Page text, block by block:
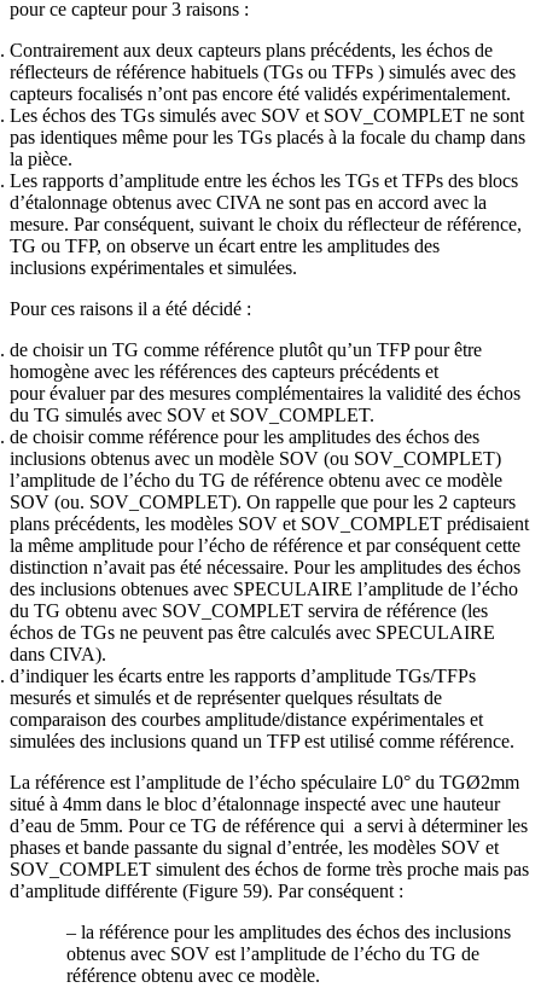
pour ce capteur pour 3 raisons :
Contrairement aux deux capteurs plans précédents, les échos de
réflecteurs de référence habituels (TGs ou TFPs ) simulés avec des
capteurs focalisés n’ont pas encore été validés expérimentalement.
Les échos des TGs simulés avec SOV et SOV_COMPLET ne sont
pas identiques même pour les TGs placés à la focale du champ dans
la pièce.
Les rapports d’amplitude entre les échos les TGs et TFPs des blocs
d’étalonnage obtenus avec CIVA ne sont pas en accord avec la
mesure. Par conséquent, suivant le choix du réflecteur de référence,
TG ou TFP, on observe un écart entre les amplitudes des
inclusions expérimentales et simulées.
Pour ces raisons il a été décidé :
de choisir un TG comme référence plutôt qu’un TFP pour être
homogène avec les références des capteurs précédents et
pour évaluer par des mesures complémentaires la validité des échos
du TG simulés avec SOV et SOV_COMPLET.
de choisir comme référence pour les amplitudes des échos des
inclusions obtenus avec un modèle SOV (ou SOV_COMPLET)
l’amplitude de l’écho du TG de référence obtenu avec ce modèle
SOV (ou. SOV_COMPLET). On rappelle que pour les 2 capteurs
plans précédents, les modèles SOV et SOV_COMPLET prédisaient
la même amplitude pour l’écho de référence et par conséquent cette
distinction n’avait pas été nécessaire. Pour les amplitudes des échos
des inclusions obtenues avec SPECULAIRE l’amplitude de l’écho
du TG obtenu avec SOV_COMPLET servira de référence (les
échos de TGs ne peuvent pas être calculés avec SPECULAIRE
dans CIVA).
d’indiquer les écarts entre les rapports d’amplitude TGs/TFPs
mesurés et simulés et de représenter quelques résultats de
comparaison des courbes amplitude/distance expérimentales et
simulées des inclusions quand un TFP est utilisé comme référence.
La référence est l’amplitude de l’écho spéculaire L0° du TGØ2mm
situé à 4mm dans le bloc d’étalonnage inspecté avec une hauteur
d’eau de 5mm. Pour ce TG de référence qui a servi à déterminer les
phases et bande passante du signal d’entrée, les modèles SOV et
SOV_COMPLET simulent des échos de forme très proche mais pas
d’amplitude différente (Figure 59). Par conséquent :
– la référence pour les amplitudes des échos des inclusions
obtenus avec SOV est l’amplitude de l’écho du TG de
référence obtenu avec ce modèle.